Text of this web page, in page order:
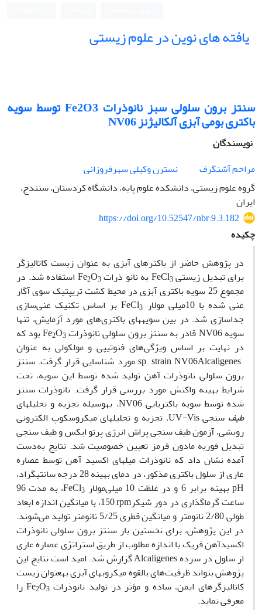
یافته های نوین در علوم زیستی
سنتز برون سلولی سبز نانوذرات Fe2O3 توسط سویه
باکتری بومی آبزی آلکالیژنز NV06
نویسندگان
مراحم آشنگرف
نسترن وکیلی سهرفروزانی
گروه علوم زیستی، دانشکده علوم پایه، دانشگاه کردستان، سنندج،
ایران
https://doi.org/10.52547/nbr.9.3.182
چکیده
در پژوهش حاضر از باکترهای آبزی به ‌عنوان زیست کاتالیزگر
برای تبدیل زیستی FeCl3 به نانو ذرات Fe2O3
استفاده شد. در
مجموع 25 سویه باکتری آبزی در محیط کشت تریپتیک ‌سوی ‌آگار
غنی شده با 10میلی مولار
FeCl3
بر اساس تکنیک غنی‌سازی
جداسازی شد. در بین سویه­های باکتری‌های مورد آزمایش، تنها
سویهNV06قادر به سنتز برون سلولی نانوذرات Fe2O3
بود که
در نهایت بر اساس ویژگی‌های فنوتیپی و مولکولی به‌ عنوان
Alcaligenes
sp. strain NV06مورد شناسایی قرار گرفت. سنتز
برون سلولی نانوذرات آهن تولید شده توسط این سویه، تحت
شرایط بهینه‌ واکنش مورد بررسی قرار گرفت. نانوذرات سنتز
شده توسط سویه باکتریاییNV06، به­وسیله‌ تجزیه و تحلیل­های
طیف سنجیUV-Vis، تجزیه و تحلیل­های میکروسکوپ الکترونی
روبشی، آزمون طیف سنجی پراش انرژی پرتو ایکس و طیف سنجی
تبدیل فوریه مادون قرمز تعیین خصوصیت شد. نتایج به‌دست
آمده نشان داد که نانوذرات میله­ای اکسید آهن توسط عصاره
عاری از سلول باکتری مذکور، در دمای بهینه‌ 28 درجه سانتیگراد،
pHبهینه‌ برابر 6 و در غلظت 10 میلی‌مولار FeCl3
، به مدت 96
ساعت گرماگذاری در دور شیکرrpm
150، با میانگین اندازه‌ ابعاد
طولی 2/80 نانومتر و میانگین قطری 5/25 نانومتر تولید می‌شوند.
در این پژوهش، برای نخستین بار سنتز برون سلولی نانوذرات
اکسیدآهن فریک با اندازه مطلوب از طریق استراتژی عصاره عاری
از سلول در سردهAlcaligenesگزارش شد. امید است نتایج این
پژوهش بتواند ظرفیت‌های بالقوه‌ میکروب­های آبزی به­عنوان زیست
کاتالیزگرهای ایمن، ساده و مؤثر در تولید نانوذرات
Fe2O3
را
معرفی نماید.